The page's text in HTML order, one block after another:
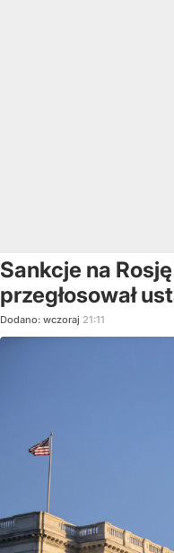
Sankcje na
przegłosował
Dodano: wczoraj 21:11